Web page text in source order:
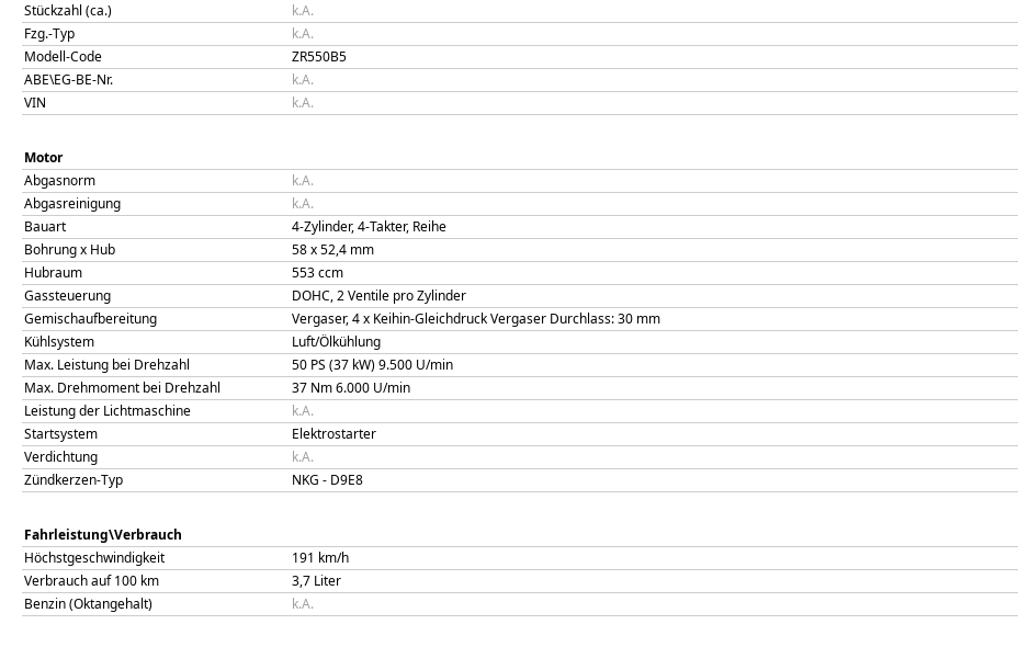
Stückzahl (ca.)
k.A.
Fzg.-Typ
k.A.
Modell-Code
ZR550B5
ABE\EG-BE-Nr.
k.A.
VIN
k.A.
Motor
Abgasnorm
k.A.
Abgasreinigung
k.A.
Bauart
4-Zylinder, 4-Takter, Reihe
Bohrung x Hub
58x52,4 mm
Hubraum
553ccm
Gassteuerung
DOHC, 2 Ventile pro Zylinder
Gemischaufbereitung
Vergaser, 4 x Keihin-Gleichdruck Vergaser Durchlass: 30 mm
Kühlsystem
Luft/Ölkühlung
Max. Leistung bei Drehzahl
50 PS (37 kW)9.500 U/min
Max. Drehmoment bei Drehzahl
37 Nm6.000 U/min
Leistung der Lichtmaschine
k.A.
Startsystem
Elektrostarter
Verdichtung
k.A.
Zündkerzen-Typ
NKG - D9E8
Fahrleistung\Verbrauch
Höchstgeschwindigkeit
191 km/h
Verbrauch auf 100 km
3,7 Liter
Benzin (Oktangehalt)
k.A.